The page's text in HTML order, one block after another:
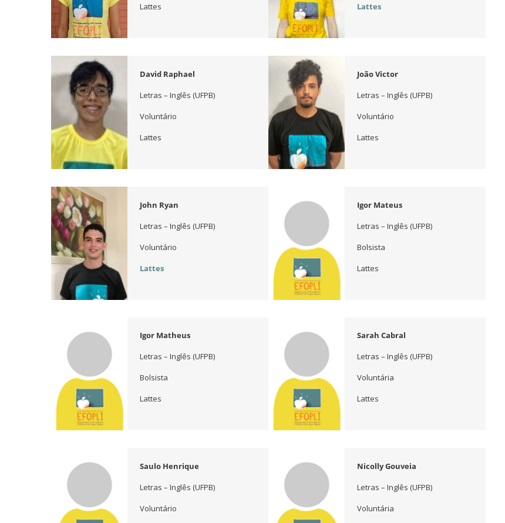
Lattes
Lattes
David Raphael
Letras – Inglês (UFPB)
Voluntário
Lattes
João Victor
Letras – Inglês (UFPB)
Voluntário
Lattes
John Ryan
Letras – Inglês (UFPB)
Voluntário
Lattes
Igor Mateus
Letras – Inglês (UFPB)
Bolsista
Lattes
Igor Matheus
Letras – Inglês (UFPB)
Bolsista
Lattes
Sarah Cabral
Letras – Inglês (UFPB)
Voluntária
Lattes
Saulo Henrique
Letras – Inglês (UFPB)
Voluntário
Nicolly Gouveia
Letras – Inglês (UFPB)
Voluntária